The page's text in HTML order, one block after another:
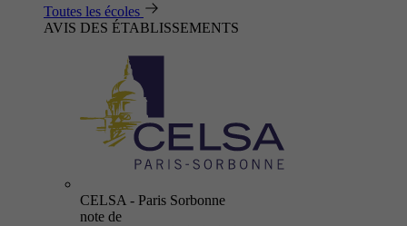
Toutes les écoles
AVIS DES ÉTABLISSEMENTS
CELSA - Paris Sorbonne
note de